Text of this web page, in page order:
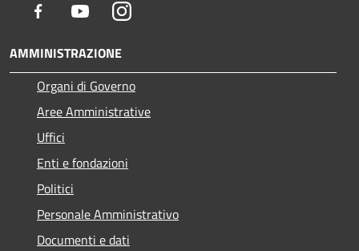
Facebook YoutubeInstagram
AMMINISTRAZIONE
Organi di Governo
Aree Amministrative
Uffici
Enti e fondazioni
Politici
Personale Amministrativo
Documenti e dati